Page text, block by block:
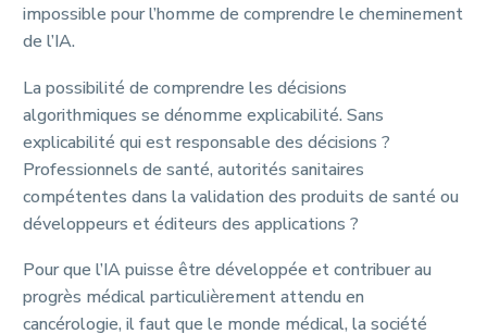
impossible pour l’homme de comprendre le cheminement
de l’IA.
La possibilité de comprendre les décisions
algorithmiques se dénomme explicabilité. Sans
explicabilité qui est responsable des décisions ?
Professionnels de santé, autorités sanitaires
compétentes dans la validation des produits de santé ou
développeurs et éditeurs des applications ?
Pour que l’IA puisse être développée et contribuer au
progrès médical particulièrement attendu en
cancérologie, il faut que le monde médical, la société